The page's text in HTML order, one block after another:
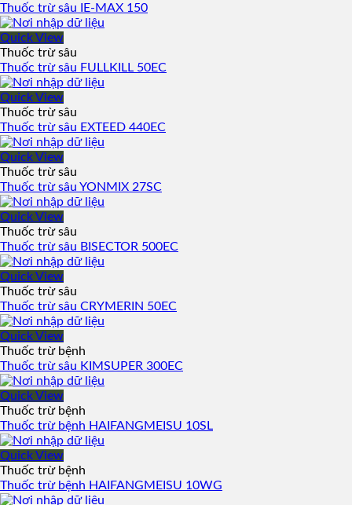
Thuốc trừ sâu IE-MAX 150
Quick View
Thuốc trừ sâu
Thuốc trừ sâu FULLKILL 50EC
Quick View
Thuốc trừ sâu
Thuốc trừ sâu EXTEED 440EC
Quick View
Thuốc trừ sâu
Thuốc trừ sâu YONMIX 27SC
Quick View
Thuốc trừ sâu
Thuốc trừ sâu BISECTOR 500EC
Quick View
Thuốc trừ sâu
Thuốc trừ sâu CRYMERIN 50EC
Quick View
Thuốc trừ bệnh
Thuốc trừ sâu KIMSUPER 300EC
Quick View
Thuốc trừ bệnh
Thuốc trừ bệnh HAIFANGMEISU 10SL
Quick View
Thuốc trừ bệnh
Thuốc trừ bệnh HAIFANGMEISU 10WG